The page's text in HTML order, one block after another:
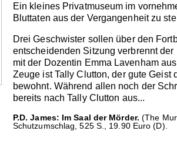
Ein kleines Privatmuseum im
Bluttaten aus der Vergangenheit zu
Drei Geschwister sollen über den
entscheidenden Sitzung verbrennt
mit der Dozentin Emma Lavenham
Zeuge ist Tally Clutton, der gute
bewohnt. Während allen noch der
bereits nach Tally Clutton aus...
P.D. James: Im Saal der Mörder. (The
Schutzumschlag, 525 S., 19.90 Euro (D).